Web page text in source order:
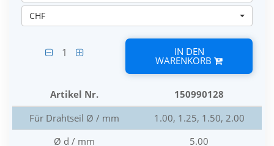
CHF
1 IN DEN
WARENKORB
Artikel Nr.
150990128
Für Drahtseil Ø / mm
1.00, 1.25, 1.50, 2.00
Ø d / mm
5.00